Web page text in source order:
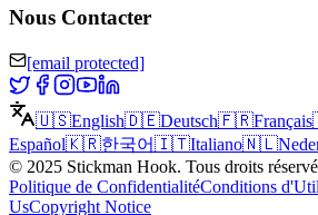
Nous Contacter
[email protected]
🇺🇸English🇩🇪Deutsch🇫🇷Français
Español🇰🇷한국어🇮🇹Italiano🇳🇱
© 2025 Stickman Hook. Tous droits
Politique de ConfidentialitéConditions
UsCopyright Notice